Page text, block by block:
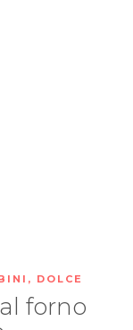
, DOLCE
forno